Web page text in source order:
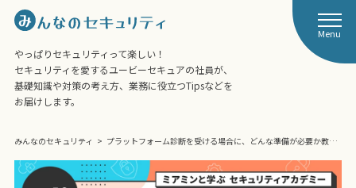
やっぱりセキュリティって楽しい！
セキュリティを愛するユービーセキュアの社員が、
基礎知識や対策の考え方、業務に役立つTipsなどを
お届けします。
Menu
みんなのセキュリティ プラットフォーム診断を受ける場合に、どんな準備が必要か教…